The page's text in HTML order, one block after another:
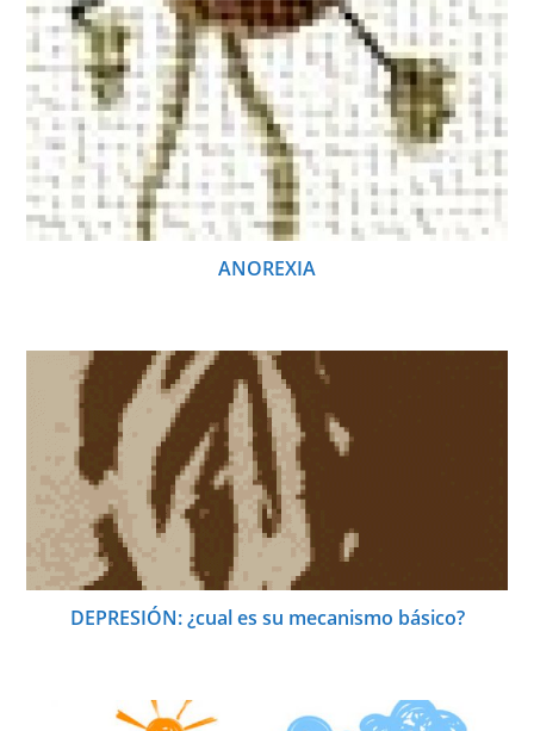
ANOREXIA
DEPRESIÓN: ¿cual es su mecanismo básico?